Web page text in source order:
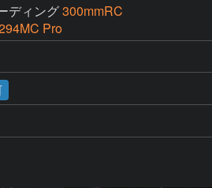
ディング300mmRC
Pro